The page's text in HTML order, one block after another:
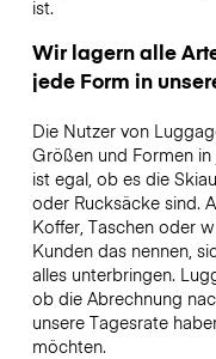
ist.
Wir lagern alle
jede Form in
Die Nutzer von
Größen und Formen
ist egal, ob es die
oder Rucksäcke sind.
Koffer, Taschen oder
Kunden das nennen,
alles unterbringen.
ob die Abrechnung
unsere Tagesrate
möchten.